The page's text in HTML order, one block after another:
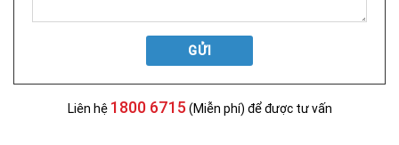
GỬI
Liên hệ 1800 6715 (Miễn phí) để được tư vấn